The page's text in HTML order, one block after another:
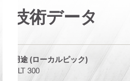
技術データ
用途 (ローカルピック)
PLT 300